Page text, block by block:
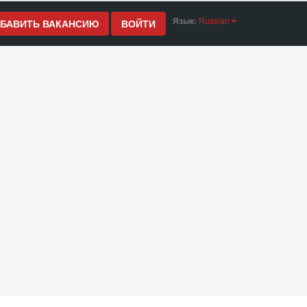
ВАКАНСИЮ ВОЙТИ Язык: Russian